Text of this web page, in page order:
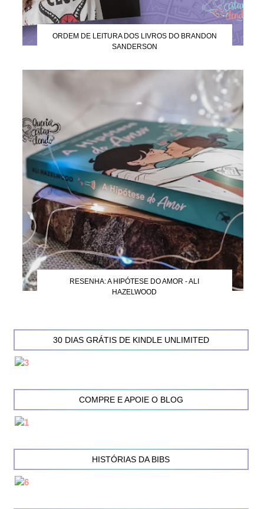
ORDEM DE LEITURA DOS LIVROS DO BRANDON
SANDERSON
RESENHA: A HIPÓTESE DO AMOR - ALI
HAZELWOOD
30 DIAS GRÁTIS DE KINDLE UNLIMITED
COMPRE E APOIE O BLOG
HISTÓRIAS DA BIBS